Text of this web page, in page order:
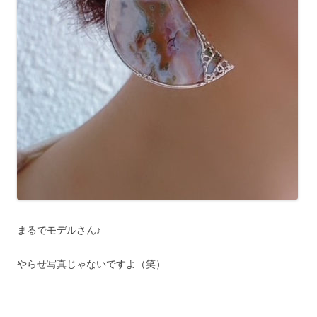
まるでモデルさん♪
やらせ写真じゃないですよ（笑）